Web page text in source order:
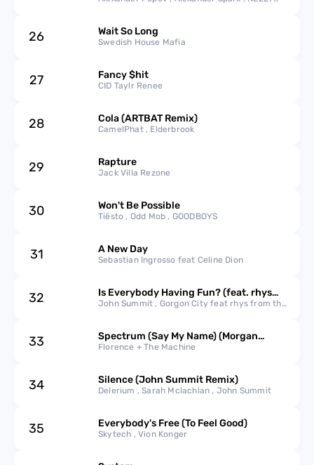
26 Wait So Long
Swedish House Mafia
27 Fancy $hit
CID Taylr Renee
28 Cola (ARTBAT Remix)
CamelPhat , Elderbrook
29 Rapture
Jack Villa Rezone
30 Won't Be Possible
Tiësto , Odd Mob , GOODBOYS
31 A New Day
Sebastian Ingrosso feat Celine Dion
32
Is Everybody Having Fun? (feat. rhys
from the sticks)
John Summit , Gorgon City feat rhys from the
33
Spectrum (Say My Name) (Morgan
Seatree Remix)
Florence + The Machine
34 Silence (John Summit Remix)
Delerium , Sarah Mclachlan , John Summit
35 Everybody's Free (To Feel Good)
Skytech , Vion Konger